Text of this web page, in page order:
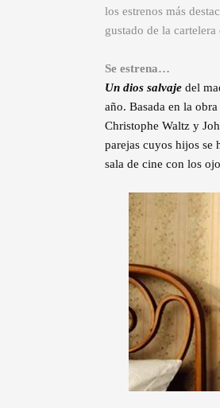
los estrenos más
gustado de la
Se estrena…
Un dios salvaje del
año. Basada en la
Christophe Waltz y
parejas cuyos hijos se
sala de cine con los